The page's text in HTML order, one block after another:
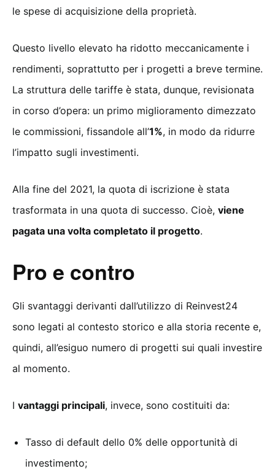
le spese di acquisizione della proprietà.
Questo livello elevato ha ridotto meccanicamente i
rendimenti, soprattutto per i progetti a breve termine.
La struttura delle tariffe è stata, dunque, revisionata
in corso d’opera: un primo miglioramento dimezzato
le commissioni, fissandole all’1%, in modo da ridurre
l’impatto sugli investimenti.
Alla fine del 2021, la quota di iscrizione è stata
trasformata in una quota di successo. Cioè, viene
pagata una volta completato il progetto.
Pro e contro
Gli svantaggi derivanti dall’utilizzo di Reinvest24
sono legati al contesto storico e alla storia recente e,
quindi, all’esiguo numero di progetti sui quali investire
al momento.
I vantaggi principali, invece, sono costituiti da:
Tasso di default dello 0% delle opportunità di
investimento;